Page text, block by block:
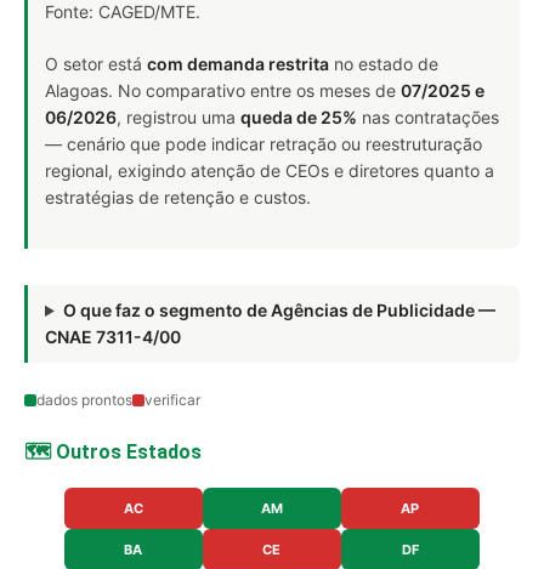
Fonte: CAGED/MTE.
O setor está com demanda restrita no estado de
Alagoas. No comparativo entre os meses de 07/2025 e
06/2026, registrou uma queda de 25% nas contratações
— cenário que pode indicar retração ou reestruturação
regional, exigindo atenção de CEOs e diretores quanto a
estratégias de retenção e custos.
O que faz o segmento de Agências de Publicidade —
CNAE 7311-4/00
dados prontos verificar
🗺️ Outros Estados
AC AM AP
BA CE DF